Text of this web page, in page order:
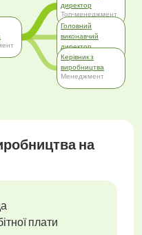
директор
Топ-менеджмент
Головний
виконавчий
директор
Топ-менеджмент
Керівник з
виробництва
Менеджмент
на
плати